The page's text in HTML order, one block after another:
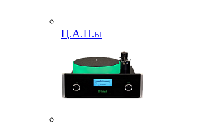
Ц.А.П.ы